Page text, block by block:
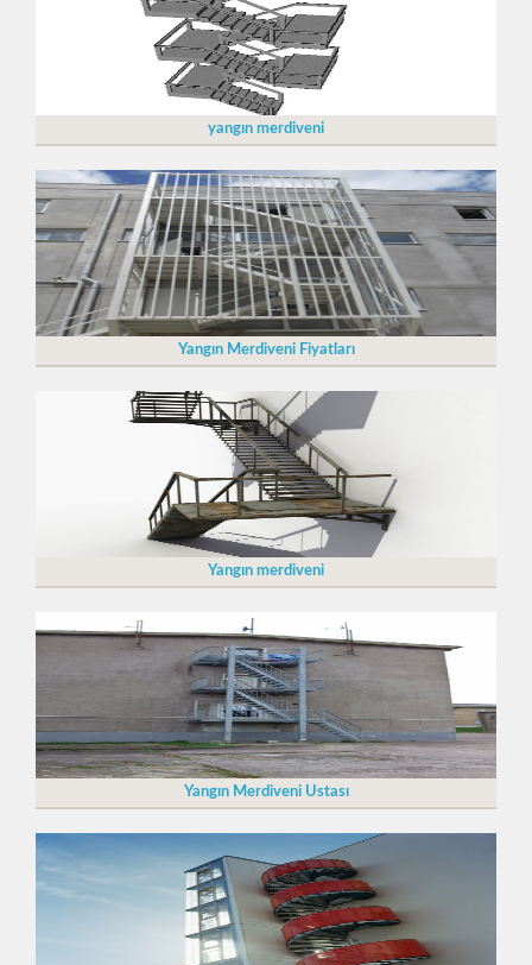
yangın merdiveni
Yangın Merdiveni Fiyatları
Yangın merdiveni
Yangın Merdiveni Ustası